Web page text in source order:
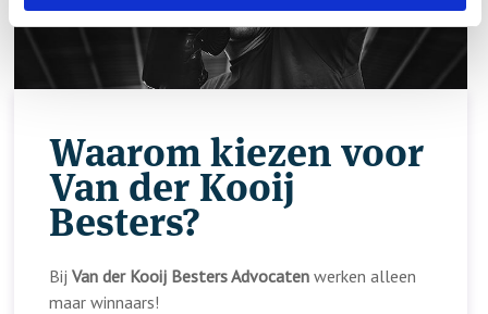
Waarom kiezen voor
Van der Kooij
Besters?
Bij Van der Kooij Besters Advocatenwerken alleen
maar winnaars!